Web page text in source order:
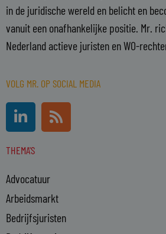
in de juridische wereld en belicht en
vanuit een onafhankelijke positie. Mr.
Nederland actieve juristen en WO-
VOLG MR. OP SOCIAL MEDIA
L
i
n
k
d
i
n
-
R
s
s
THEMA'S
Advocatuur
Arbeidsmarkt
Bedrijfsjuristen